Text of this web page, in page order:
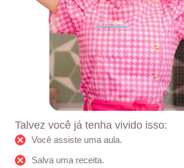
Talvez você já tenha vivido isso:
Você assiste uma aula.
Salva uma receita.